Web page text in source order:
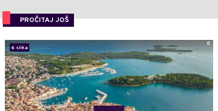
PROČITAJ JOŠ
6 slika
0